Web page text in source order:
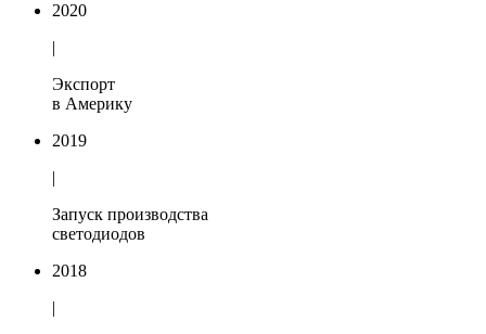
2020
|
Экспорт
в Америку
2019
|
Запуск производства
светодиодов
2018
|